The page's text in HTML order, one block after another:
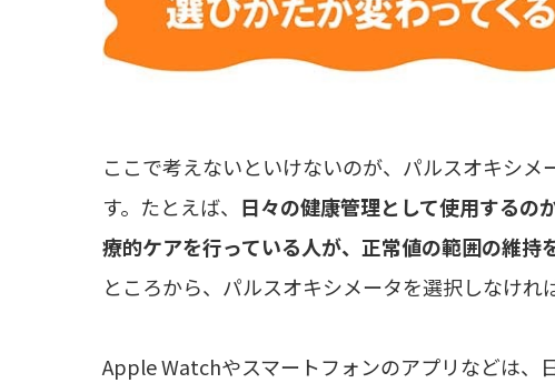
ここで考えないといけないのが、パルスオキシ
す。たとえば、 日々の健康管理として使用するの
療的ケアを行っている人が、正常値の範囲の維
ところから、パルスオキシメータを選択しなけれ
Apple Watchやスマートフォンのアプリなどは、